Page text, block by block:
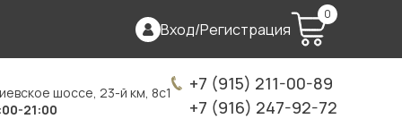
Вход/Регистрация
0
шоссе, 23-й км, 8с1
21:00
+7 (915) 211-00-89
+7 (916) 247-92-72